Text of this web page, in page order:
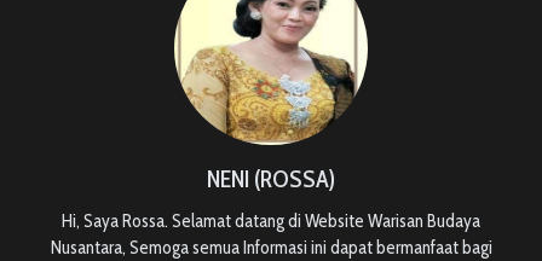
NENI (ROSSA)
Hi, Saya Rossa. Selamat datang di Website Warisan Budaya
Nusantara, Semoga semua Informasi ini dapat bermanfaat bagi